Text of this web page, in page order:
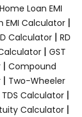
Home Loan EMI
EMI Calculator |
Calculator | RD
| GST
| Compound
| Two-Wheeler
TDS Calculator|
Calculator|